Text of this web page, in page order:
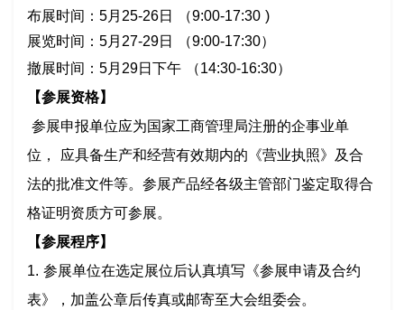
布展时间： 5月25-26日 （9:00-17:30 )
展览时间： 5月 27-29日 （9:00-17:30）
撤展时间： 5月 29日 下午 （14:30-16:30）
【参展资格】
参展申报单位应为国家工商管理局注册的企事业单
位， 应具备生产和经营有效期内的《营业执照》及合
法的批准文件等。参展产品经各级主管部门鉴定取得合
格证明资质方可参展。
【参展程序】
1. 参展单位在选定展位后认真填写《参展申请及合约
表》，加盖公章后传真或邮寄至大会组委会。